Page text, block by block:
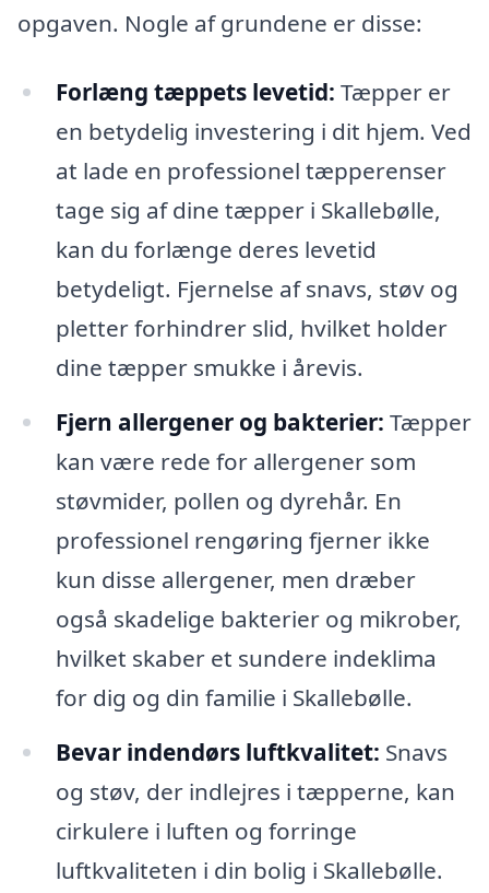
opgaven. Nogle af grundene er disse:
Forlæng tæppets levetid: Tæpper er
en betydelig investering i dit hjem. Ved
at lade en professionel tæpperenser
tage sig af dine tæpper i Skallebølle,
kan du forlænge deres levetid
betydeligt. Fjernelse af snavs, støv og
pletter forhindrer slid, hvilket holder
dine tæpper smukke i årevis.
Fjern allergener og bakterier: Tæpper
kan være rede for allergener som
støvmider, pollen og dyrehår. En
professionel rengøring fjerner ikke
kun disse allergener, men dræber
også skadelige bakterier og mikrober,
hvilket skaber et sundere indeklima
for dig og din familie i Skallebølle.
Bevar indendørs luftkvalitet: Snavs
og støv, der indlejres i tæpperne, kan
cirkulere i luften og forringe
luftkvaliteten i din bolig i Skallebølle.